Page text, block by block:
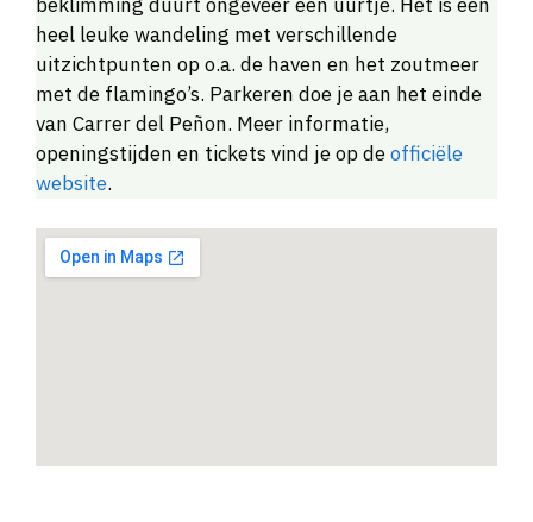
heel leuke wandeling met verschillende
uitzichtpunten op o.a. de haven en het zoutmeer
met de flamingo’s. Parkeren doe je aan het einde
van Carrer del Peñon. Meer informatie,
openingstijden en tickets vind je op deofficiële
website.